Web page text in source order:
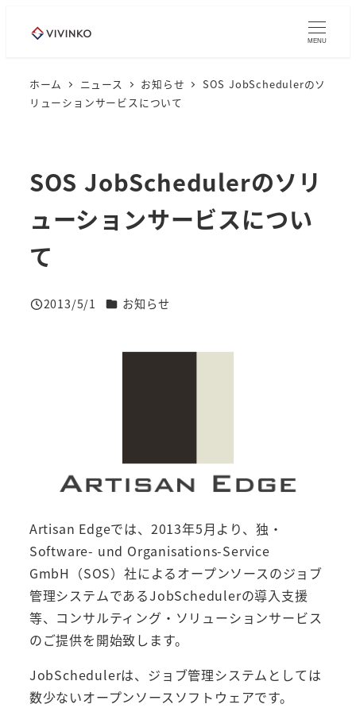
MENU
ホーム ニュース お知らせ
SOS JobSchedulerのソ
リューションサービスについて
SOS JobSchedulerのソリ
ューションサービスについ
て
投稿日
2013/5/1 ニュースカテゴリー
お知らせ
Artisan Edgeでは、2013年5月より、独・
Software- und Organisations-Service
GmbH（SOS）社によるオープンソースのジョブ
管理システムであるJobSchedulerの導入支援
等、コンサルティング・ソリューションサービス
のご提供を開始致します。
JobSchedulerは、ジョブ管理システムとしては
数少ないオープンソースソフトウェアです。